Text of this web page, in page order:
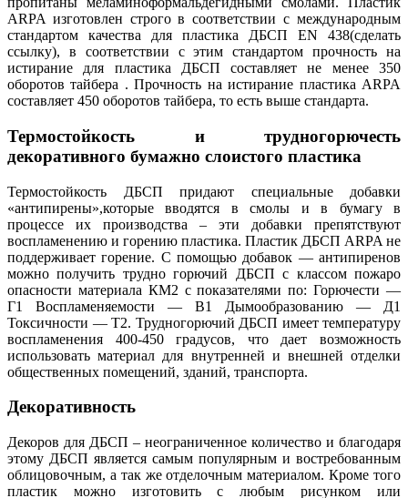
ARPA изготовлен строго в соответствии с международным
стандартом качества для пластика ДБСП EN 438(сделать
ссылку), в соответствии с этим стандартом прочность на
истирание для пластика ДБСП составляет не менее 350
оборотов тайбера . Прочность на истирание пластика ARPA
составляет 450 оборотов тайбера, то есть выше стандарта.
Термостойкость и трудногорючесть
декоративного бумажно слоистого пластика
Термостойкость ДБСП придают специальные добавки
«антипирены»,которые вводятся в смолы и в бумагу в
процессе их производства – эти добавки препятствуют
воспламенению и горению пластика. Пластик ДБСП ARPA не
поддерживает горение. С помощью добавок — антипиренов
можно получить трудно горючий ДБСП с классом пожаро
опасности материала КМ2 с показателями по: Горючести —
Г1 Воспламеняемости — В1 Дымообразованию — Д1
Токсичности — Т2. Трудногорючий ДБСП имеет температуру
воспламенения 400-450 градусов, что дает возможность
использовать материал для внутренней и внешней отделки
общественных помещений, зданий, транспорта.
Декоративность
Декоров для ДБСП – неограниченное количество и благодаря
этому ДБСП является самым популярным и востребованным
облицовочным, а так же отделочным материалом. Кроме того
пластик можно изготовить с любым рисунком или